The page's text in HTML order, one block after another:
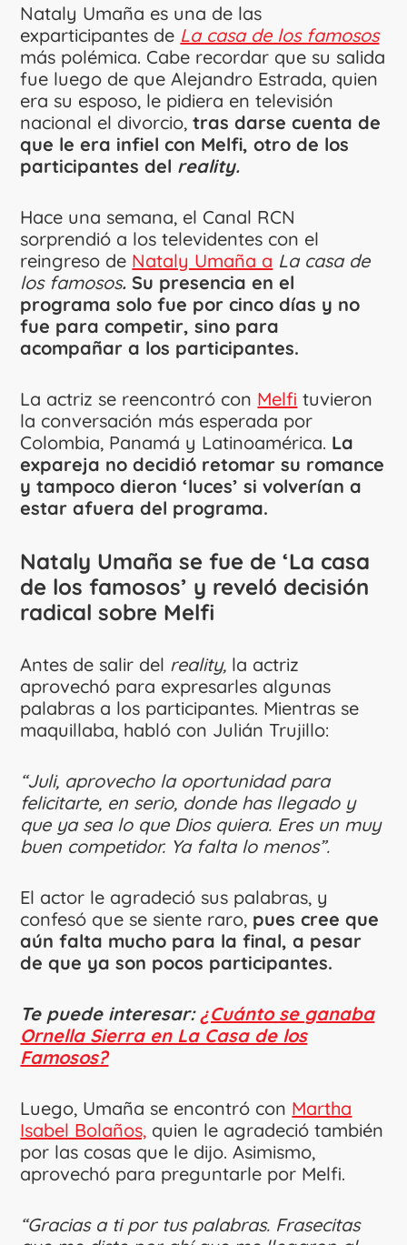
Nataly Umaña es una de las
exparticipantes de La casa de los famosos
más polémica. Cabe recordar que su salida
fue luego de que Alejandro Estrada, quien
era su esposo, le pidiera en televisión
nacional el divorcio,tras darse cuenta de
que le era infiel con Melfi, otro de los
participantes del reality.
Hace una semana, el Canal RCN
sorprendió a los televidentes con el
reingreso de Nataly Umaña a La casa de
los famosos.Su presencia en el
programa solo fue por cinco días y no
fue para competir, sino para
acompañar a los participantes.
La actriz se reencontró con Melfi tuvieron
la conversación más esperada por
Colombia, Panamá y Latinoamérica. La
expareja no decidió retomar su romance
y tampoco dieron ‘luces’ si volverían a
estar afuera del programa.
Nataly Umaña se fue de ‘La casa
de los famosos’ y reveló decisión
radical sobre Melfi
Antes de salir del reality, la actriz
aprovechó para expresarles algunas
palabras a los participantes. Mientras se
maquillaba, habló con Julián Trujillo:
“Juli, aprovecho la oportunidad para
felicitarte, en serio, donde has llegado y
que ya sea lo que Dios quiera. Eres un muy
buen competidor. Ya falta lo menos”.
El actor le agradeció sus palabras, y
confesó que se siente raro, pues cree que
aún falta mucho para la final, a pesar
de que ya son pocos participantes.
Te puede interesar: ¿Cuánto se ganaba
Ornella Sierra en La Casa de los
Famosos?
Luego, Umaña se encontró con Martha
Isabel Bolaños, quien le agradeció también
por las cosas que le dijo. Asimismo,
aprovechó para preguntarle por Melfi.
“Gracias a ti por tus palabras. Frasecitas